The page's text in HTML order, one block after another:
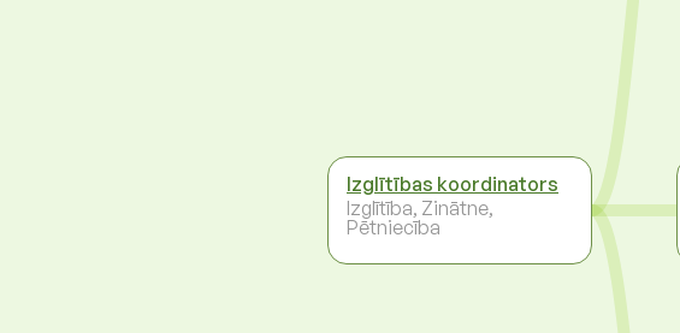
Izglītības koordinators
Izglītība, Zinātne,
Pētniecība